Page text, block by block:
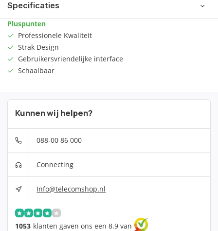
Specificaties
Pluspunten
Professionele Kwaliteit
Strak Design
Gebruikersvriendelijke interface
Schaalbaar
Kunnen wij helpen?
088-00 86 000
Connecting
Info@telecomshop.nl
1053 klanten gaven ons een 8.9 van